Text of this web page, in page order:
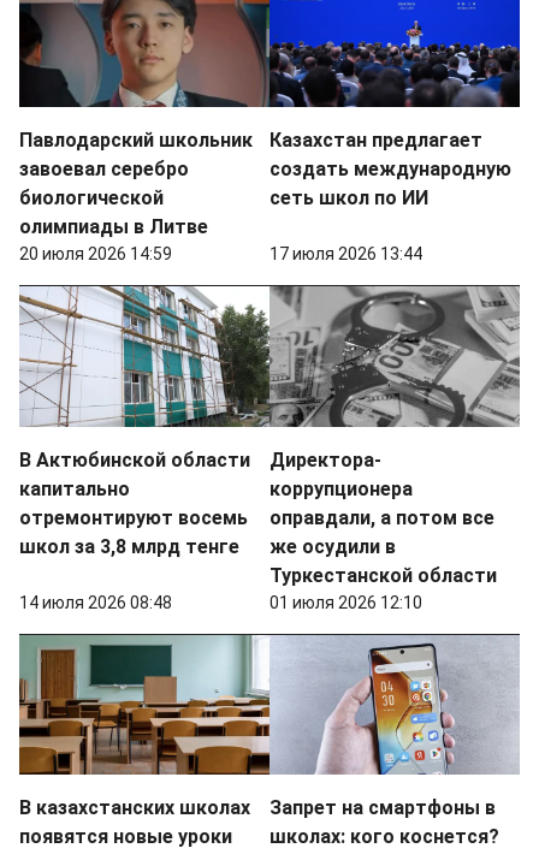
Павлодарский школьник
завоевал серебро
биологической
олимпиады в Литве
20 июля 2026 14:59
Казахстан предлагает
создать международную
сеть школ по ИИ
17 июля 2026 13:44
В Актюбинской области
капитально
отремонтируют восемь
школ за 3,8 млрд тенге
14 июля 2026 08:48
Директора-
коррупционера
оправдали, а потом все
же осудили в
Туркестанской области
01 июля 2026 12:10
В казахстанских школах
появятся новые уроки
Запрет на смартфоны в
школах: кого коснется?